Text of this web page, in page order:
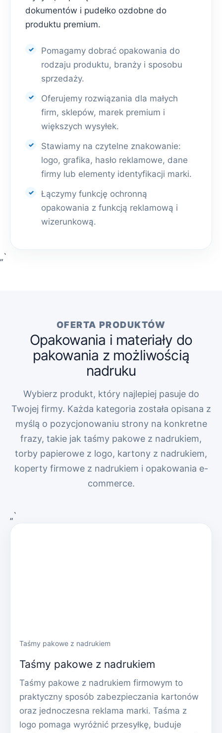
dokumentów i pudełko ozdobne do
produktu premium.
Pomagamy dobrać opakowania do
rodzaju produktu, branży i sposobu
sprzedaży.
Oferujemy rozwiązania dla małych
firm, sklepów, marek premium i
większych wysyłek.
Stawiamy na czytelne znakowanie:
logo, grafika, hasło reklamowe, dane
firmy lub elementy identyfikacji marki.
Łączymy funkcję ochronną
opakowania z funkcją reklamową i
wizerunkową.
„`
OFERTA PRODUKTÓW
Opakowania i materiały do
pakowania z możliwością
nadruku
Wybierz produkt, który najlepiej pasuje do
Twojej firmy. Każda kategoria została opisana z
myślą o pozycjonowaniu strony na konkretne
frazy, takie jak taśmy pakowe z nadrukiem,
torby papierowe z logo, kartony z nadrukiem,
koperty firmowe z nadrukiem i opakowania e-
commerce.
„`
Taśmy pakowe z nadrukiem
Taśmy pakowe z nadrukiem
Taśmy pakowe z nadrukiem firmowym to
praktyczny sposób zabezpieczania kartonów
oraz jednoczesna reklama marki. Taśma z
logo pomaga wyróżnić przesyłkę, buduje